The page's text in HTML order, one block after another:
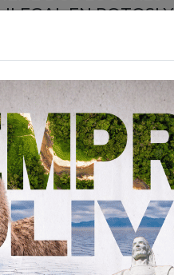
ILEGAL EN POTOSI Y
Leer nota